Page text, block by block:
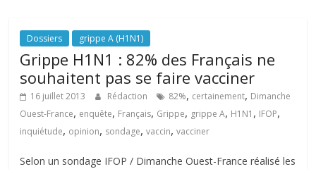
Dossiers grippe A (H1N1)
Grippe H1N1 : 82% des Français ne
souhaitent pas se faire vacciner
16 juillet 2013 Rédaction 82%, certainement, Dimanche
Ouest-France, enquête, Français, Grippe, grippe A, H1N1 , IFOP,
inquiétude, opinion, sondage,vaccin,vacciner
Selon un sondage IFOP / Dimanche Ouest-France réalisé les